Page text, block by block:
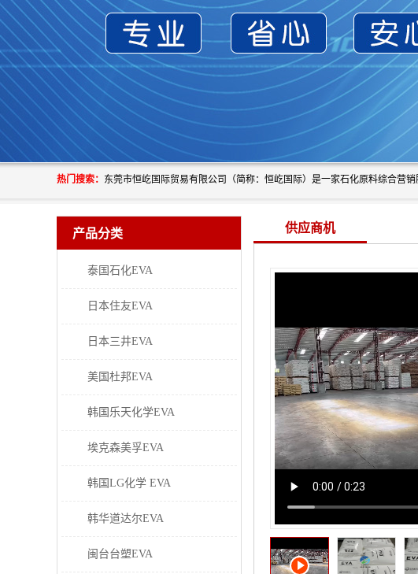
热门搜索：
产品分类
泰国石化EVA
日本住友EVA
日本三井EVA
美国杜邦EVA
韩国乐天化学EVA
埃克森美孚EVA
韩国LG化学 EVA
韩华道达尔EVA
闽台台塑EVA
供应商机